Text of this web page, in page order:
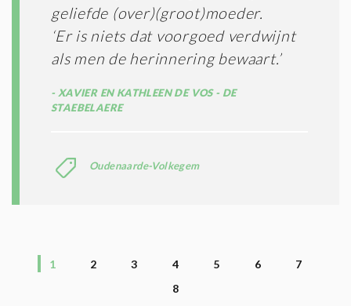
geliefde (over)(groot)moeder.
‘Er is niets dat voorgoed verdwijnt
als men de herinnering bewaart.’
XAVIER EN KATHLEEN DE VOS - DE
STAEBELAERE
Oudenaarde-Volkegem
1 2 3 4 5 6
7
8